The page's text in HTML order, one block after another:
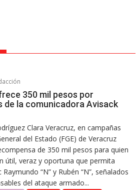
350 mil pesos por
de la comunicadora Avisack
Clara Veracruz, en campañas
del Estado (FGE) de Veracruz
de 350 mil pesos para quien
útil, veraz y oportuna que permita
“N” y Rubén “N”, señalados
del ataque armado...